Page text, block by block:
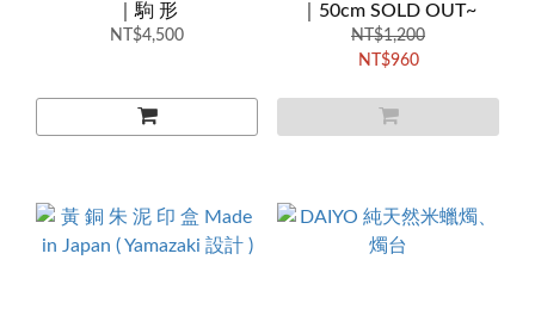
｜駒 形
NT$4,500
｜50cm SOLD OUT~
NT$1,200
NT$960